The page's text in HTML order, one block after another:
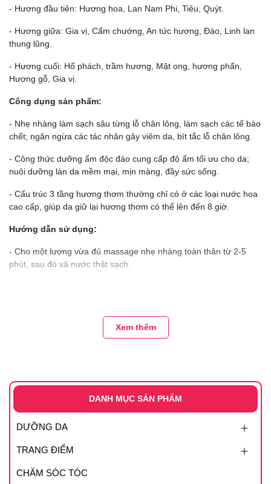
- Hương đầu tiên: Hương hoa, Lan Nam Phi, Tiêu, Quýt.
- Hương giữa: Gia vị, Cẩm chướng, An tức hương, Đào, Linh lan
thung lũng.
- Hương cuối: Hổ phách, trầm hương, Mật ong, hương phấn,
Hương gỗ, Gia vị.
Công dụng sản phẩm:
- Nhẹ nhàng làm sạch sâu từng lỗ chân lông, làm sạch các tế bào
chết; ngăn ngừa các tác nhân gây viêm da, bít tắc lỗ chân lông.
- Công thức dưỡng ẩm độc đáo cung cấp độ ẩm tối ưu cho da;
nuôi dưỡng làn da mềm mại, mịn màng, đầy sức sống.
- Cấu trúc 3 tầng hương thơm thường chỉ có ở các loại nước hoa
cao cấp, giúp da giữ lại hương thơm có thể lên đến 8 giờ.
Hướng dẫn sử dụng:
- Cho một lượng vừa đủ massage nhẹ nhàng toàn thân từ 2-5
phút, sau đó xả nước thật sạch.
Xem thêm
DANH MỤC SẢN PHẨM
DƯỠNG DA
TRANG ĐIỂM
CHĂM SÓC TÓC